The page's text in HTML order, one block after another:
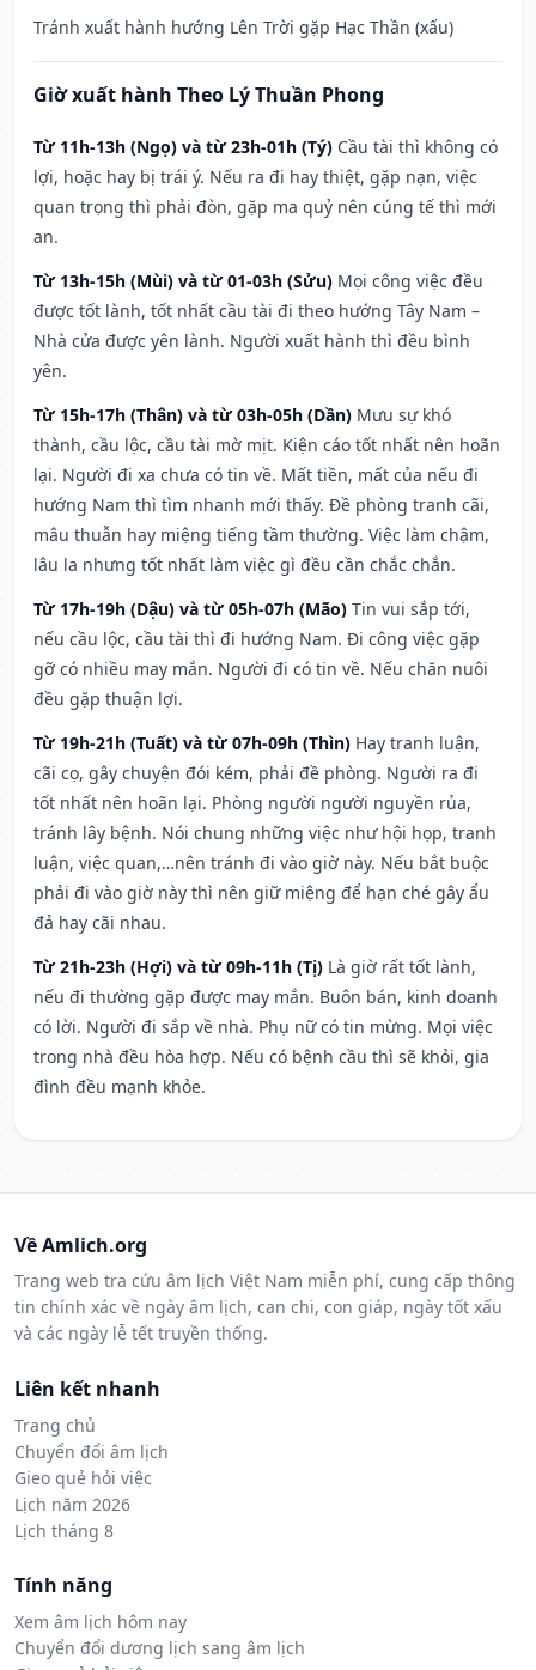
Tránh xuất hành hướng Lên Trời gặp Hạc Thần (xấu)
Giờ xuất hành Theo Lý Thuần Phong
Từ 11h-13h (Ngọ) và từ 23h-01h (Tý) Cầu tài thì không có
lợi, hoặc hay bị trái ý. Nếu ra đi hay thiệt, gặp nạn, việc
quan trọng thì phải đòn, gặp ma quỷ nên cúng tế thì mới
an.
Từ 13h-15h (Mùi) và từ 01-03h (Sửu) Mọi công việc đều
được tốt lành, tốt nhất cầu tài đi theo hướng Tây Nam –
Nhà cửa được yên lành. Người xuất hành thì đều bình
yên.
Từ 15h-17h (Thân) và từ 03h-05h (Dần) Mưu sự khó
thành, cầu lộc, cầu tài mờ mịt. Kiện cáo tốt nhất nên hoãn
lại. Người đi xa chưa có tin về. Mất tiền, mất của nếu đi
hướng Nam thì tìm nhanh mới thấy. Đề phòng tranh cãi,
mâu thuẫn hay miệng tiếng tầm thường. Việc làm chậm,
lâu la nhưng tốt nhất làm việc gì đều cần chắc chắn.
Từ 17h-19h (Dậu) và từ 05h-07h (Mão) Tin vui sắp tới,
nếu cầu lộc, cầu tài thì đi hướng Nam. Đi công việc gặp
gỡ có nhiều may mắn. Người đi có tin về. Nếu chăn nuôi
đều gặp thuận lợi.
Từ 19h-21h (Tuất) và từ 07h-09h (Thìn) Hay tranh luận,
cãi cọ, gây chuyện đói kém, phải đề phòng. Người ra đi
tốt nhất nên hoãn lại. Phòng người người nguyền rủa,
tránh lây bệnh. Nói chung những việc như hội họp, tranh
luận, việc quan,…nên tránh đi vào giờ này. Nếu bắt buộc
phải đi vào giờ này thì nên giữ miệng để hạn ché gây ẩu
đả hay cãi nhau.
Từ 21h-23h (Hợi) và từ 09h-11h (Tị) Là giờ rất tốt lành,
nếu đi thường gặp được may mắn. Buôn bán, kinh doanh
có lời. Người đi sắp về nhà. Phụ nữ có tin mừng. Mọi việc
trong nhà đều hòa hợp. Nếu có bệnh cầu thì sẽ khỏi, gia
đình đều mạnh khỏe.
Về Amlich.org
Trang web tra cứu âm lịch Việt Nam miễn phí, cung cấp thông
tin chính xác về ngày âm lịch, can chi, con giáp, ngày tốt xấu
và các ngày lễ tết truyền thống.
Liên kết nhanh
Trang chủ
Chuyển đổi âm lịch
Gieo quẻ hỏi việc
Lịch năm 2026
Lịch tháng 8
Tính năng
Xem âm lịch hôm nay
Chuyển đổi dương lịch sang âm lịch